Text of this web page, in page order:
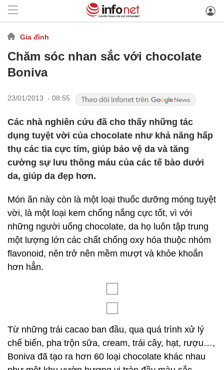
Gia đình
Chăm sóc nhan sắc với chocolate
Boniva
23/01/2013 - 08:55
Các nhà nghiên cứu đã cho thấy những tác
dụng tuyệt vời của chocolate như khả năng hấp
thụ các tia cực tím, giúp bảo vệ da và tăng
cường sự lưu thông máu của các tế bào dưới
da, giúp da đẹp hơn.
Món ăn này còn là một loại thuốc dưỡng móng tuyệt
vời, là một loại kem chống nắng cực tốt, vì với
những người uống chocolate, da họ luôn tập trung
một lượng lớn các chất chống oxy hóa thuộc nhóm
flavonoid, nên trở nên mềm mượt và khỏe khoắn
hơn hẳn.
Từ những trái cacao ban đầu, qua quá trình xử lý
chế biến, pha trộn sữa, cream, trái cây, hạt, rượu…,
Boniva đã tạo ra hơn 60 loại chocolate khác nhau